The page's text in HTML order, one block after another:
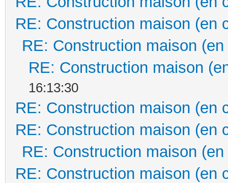
RE: Construction maison (en
RE: Construction maison
RE: Construction maison
16:13:30
RE: Construction maison (en
RE: Construction maison (en
RE: Construction maison
RE: Construction maison (en